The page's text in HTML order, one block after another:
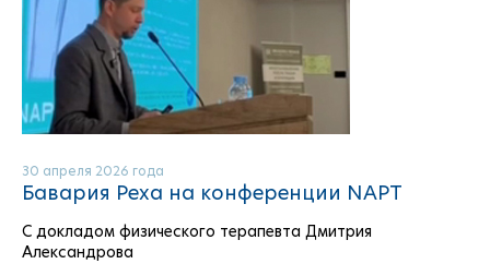
30 апреля 2026 года
Бавария Реха на конференции NAPT
С докладом физического терапевта Дмитрия
Александрова